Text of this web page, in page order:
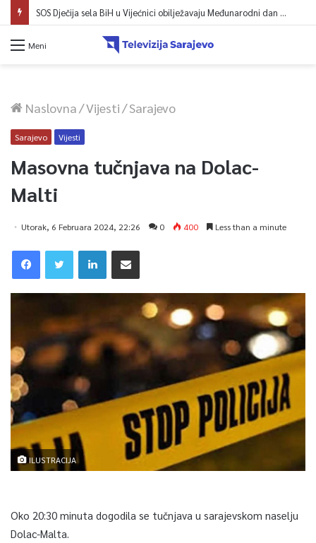
SOS Dječija sela BiH u Vijećnici obilježavaju Međunarodni dan mladih: Više od 200 zaposlenih i stambena podrška za osamostaljivanje
Meni
Naslovna/Vijesti/Sarajevo
Sarajevo Vijesti
Masovna tučnjava na Dolac-
Malti
Utorak, 6 Februara 2024, 22:26 0 400 Less than a minute
ILUSTRACIJA
Oko 20:30 minuta dogodila se tučnjava u sarajevskom naselju
Dolac-Malta.